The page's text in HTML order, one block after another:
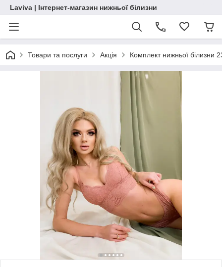
Laviva | Інтернет-магазин нижньої білизни
Товари та послуги Акція Комплект нижньої білизни